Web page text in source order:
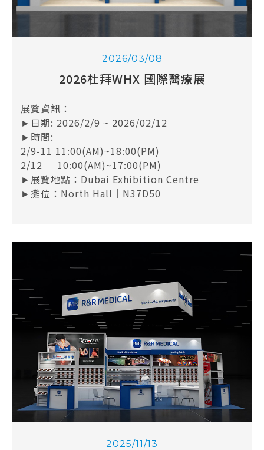
2026/03/08
2026杜拜WHX 國際醫療展
展覽資訊：
►日期: 2026/2/9 ~ 2026/02/12
►時間:
2/9-11 11:00(AM)~18:00(PM)
2/12 10:00(AM)~17:00(PM)
►展覽地點：Dubai Exhibition Centre
►攤位：North Hall｜N37D50
2025/11/13